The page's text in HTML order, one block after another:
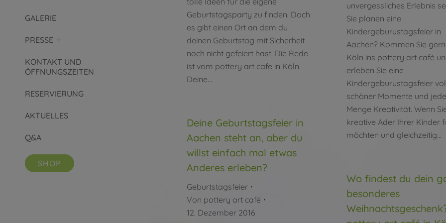
GALERIE
PRESSE
KONTAKT UND
ÖFFNUNGSZEITEN
RESERVIERUNG
AKTUELLES
Q&A
SHOP
Geburtstagsparty zu finden. Doch
es gibt einen Ort an dem du
deinen Geburtstag mit Sicherheit
noch nicht gefeiert hast. Die Rede
ist vom pottery art cafe in Köln.
Deine…
unvergessliches Erlebnis
Sie planen eine
Kindergeburustagsfeier in
Aachen? Kommen Sie
Köln ins pottery art café
erleben Sie eine
Kindergeburustagsfeier
schöner Momente und
Menge Kreativität. Wenn
kreative Ader Ihrer Kinder
möchten und gleichzeitig…
Deine Geburtstagsfeier in
Aachen steht an, aber du
willst einfach mal etwas
Anderes erleben?
Geburtstagsfeier
Von pottery art café
12. Dezember 2016
Wo findest du dein
besonderes